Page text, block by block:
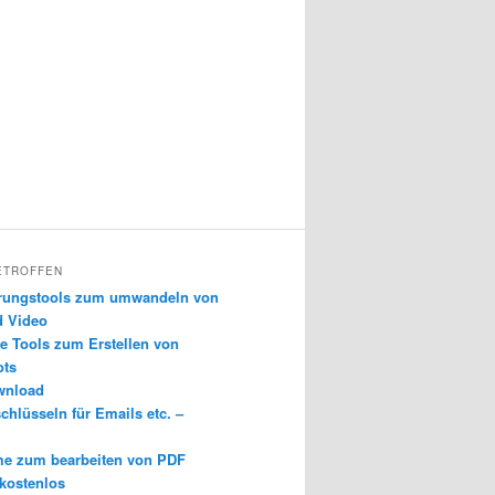
zum umwandeln von
Video
Tools zum Erstellen von
für Emails etc. –
zum bearbeiten von PDF